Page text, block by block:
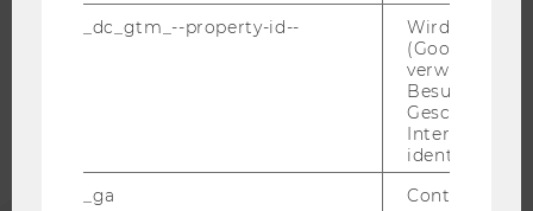
_dc_gtm_--property-id--
Wird von
(Google Tag
verwendet,
Besucher
Geschlecht
Interessen zu
identifizieren.
_ga
Contains a